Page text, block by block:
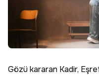
Gözü kararan Kadir,